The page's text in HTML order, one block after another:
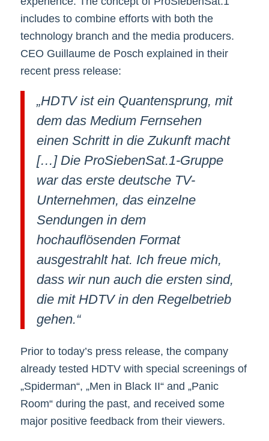
includes to combine efforts with both the
technology branch and the media producers.
CEO Guillaume de Posch explained in their
recent press release:
„HDTV ist ein Quantensprung, mit
dem das Medium Fernsehen
einen Schritt in die Zukunft macht
[…] Die ProSiebenSat.1-Gruppe
war das erste deutsche TV-
Unternehmen, das einzelne
Sendungen in dem
hochauflösenden Format
ausgestrahlt hat. Ich freue mich,
dass wir nun auch die ersten sind,
die mit HDTV in den Regelbetrieb
gehen.“
Prior to today’s press release, the company
already tested HDTV with special screenings of
„Spiderman“, „Men in Black II“ and „Panic
Room“ during the past, and received some
major positive feedback from their viewers.